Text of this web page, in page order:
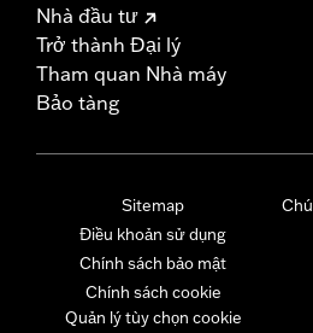
Nhà đầu tư
Trở thành Đại lý
Tham quan Nhà máy
Bảo tàng
Sitemap
Điều khoản sử dụng
Chính sách bảo mật
Chính sách cookie
Quản lý tùy chọn cookie